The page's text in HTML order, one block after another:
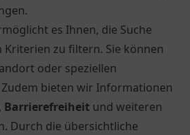
es Ihnen, die Suche
Kriterien zu filtern. Sie können
oder speziellen
bieten wir Informationen
, Barrierefreiheit und weiteren
Durch die übersichtliche